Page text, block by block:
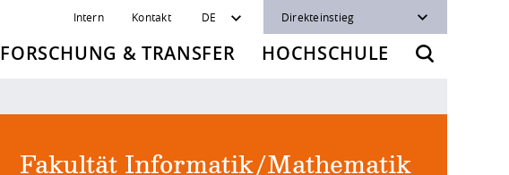
Intern Kontakt DE Direkteinstieg
FORSCHUNG & TRANSFER HOCHSCHULE
Fakultät Informatik/Mathematik